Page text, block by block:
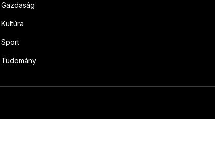
Gazdaság
Kultúra
Sport
Tudomány